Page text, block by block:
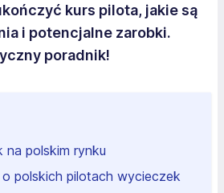
kurs pilota, jakie są
i potencjalne zarobki.
poradnik!
polskim rynku
polskich pilotach wycieczek